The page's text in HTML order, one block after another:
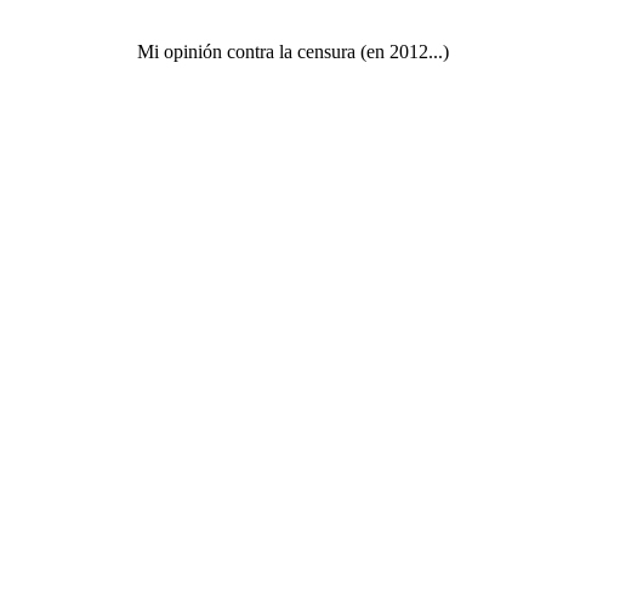
Mi opinión contra la censura (en 2012...)